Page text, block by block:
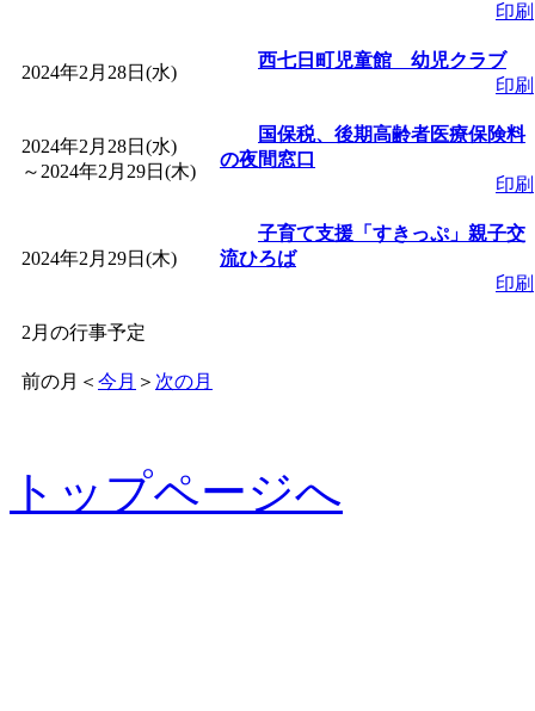
印刷
2024年2月28日(水)
西七日町児童館 幼児クラブ
印刷
2024年2月28日(水)
～ 2024年2月29日(木)
国保税、後期高齢者医療保険料
の夜間窓口
印刷
2024年2月29日(木)
子育て支援「すきっぷ」親子交
流ひろば
印刷
2月の行事予定
前の月 ＜ 今月 ＞ 次の月
トップページへ